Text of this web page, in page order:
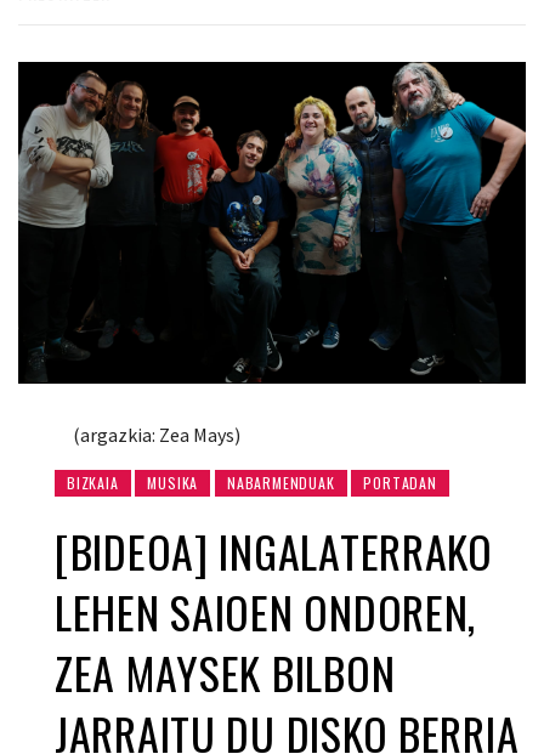
(argazkia: Zea Mays)
BIZKAIA MUSIKA NABARMENDUAK PORTADAN
[BIDEOA] INGALATERRAKO
LEHEN SAIOEN ONDOREN,
ZEA MAYSEK BILBON
JARRAITU DU DISKO BERRIA